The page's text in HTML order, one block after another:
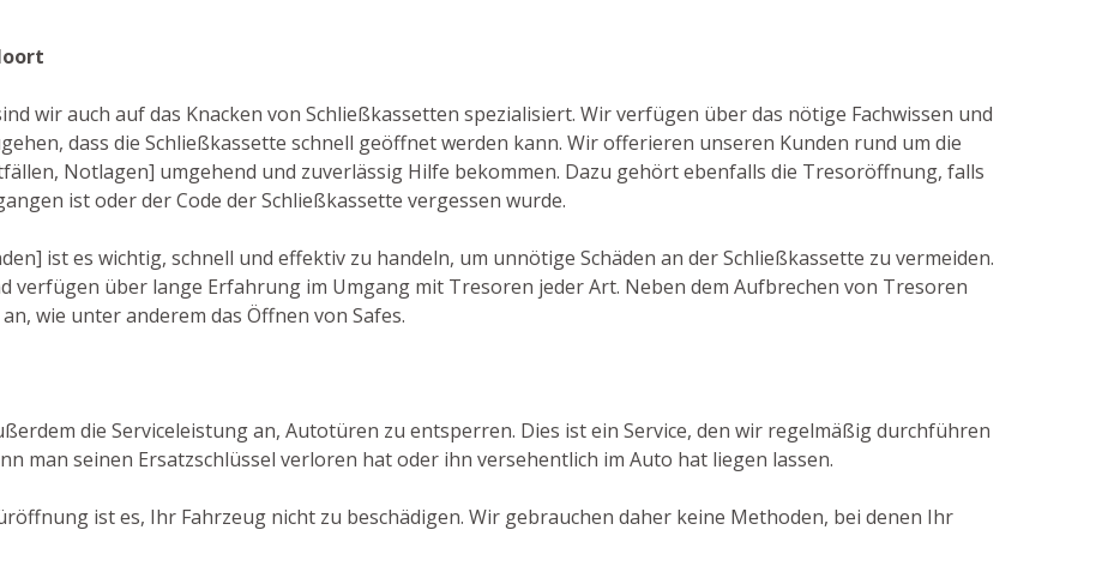
wir auch auf das Knacken von Schließkassetten spezialisiert. Wir verfügen über das nötige Fachwissen und
dass die Schließkassette schnell geöffnet werden kann. Wir offerieren unseren Kunden rund um die
Notlagen] umgehend und zuverlässig Hilfe bekommen. Dazu gehört ebenfalls die Tresoröffnung, falls
ist oder der Code der Schließkassette vergessen wurde.
ist es wichtig, schnell und effektiv zu handeln, um unnötige Schäden an der Schließkassette zu vermeiden.
verfügen über lange Erfahrung im Umgang mit Tresoren jeder Art. Neben dem Aufbrechen von Tresoren
wie unter anderem das Öffnen von Safes.
die Serviceleistung an, Autotüren zu entsperren. Dies ist ein Service, den wir regelmäßig durchführen
man seinen Ersatzschlüssel verloren hat oder ihn versehentlich im Auto hat liegen lassen.
ist es, Ihr Fahrzeug nicht zu beschädigen. Wir gebrauchen daher keine Methoden, bei denen Ihr